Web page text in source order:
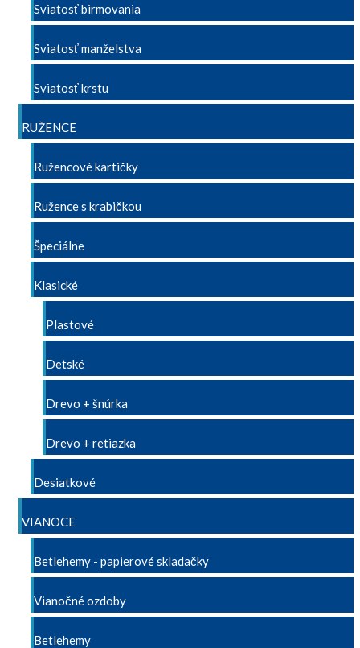
Sviatosť birmovania
Sviatosť manželstva
Sviatosť krstu
RUŽENCE
Ružencové kartičky
Ružence s krabičkou
Špeciálne
Klasické
Plastové
Detské
Drevo + šnúrka
Drevo + retiazka
Desiatkové
VIANOCE
Betlehemy - papierové skladačky
Vianočné ozdoby
Betlehemy